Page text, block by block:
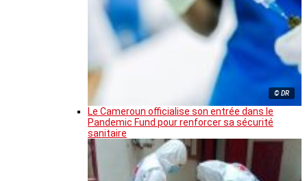
© DR
Le Cameroun officialise son entrée dans le
Pandemic Fund pour renforcer sa sécurité
sanitaire